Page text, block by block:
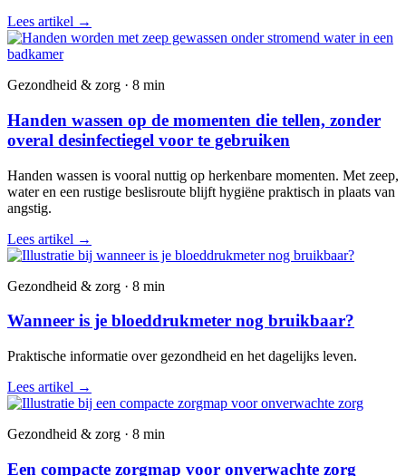
Lees artikel →
Gezondheid & zorg · 8 min
Handen wassen op de momenten die tellen, zonder
overal desinfectiegel voor te gebruiken
Handen wassen is vooral nuttig op herkenbare momenten. Met zeep,
water en een rustige beslisroute blijft hygiëne praktisch in plaats van
angstig.
Lees artikel →
Gezondheid & zorg · 8 min
Wanneer is je bloeddrukmeter nog bruikbaar?
Praktische informatie over gezondheid en het dagelijks leven.
Lees artikel →
Gezondheid & zorg · 8 min
Een compacte zorgmap voor onverwachte zorg